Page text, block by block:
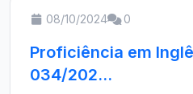
08/10/2024 0
Proficiência em
034/202...